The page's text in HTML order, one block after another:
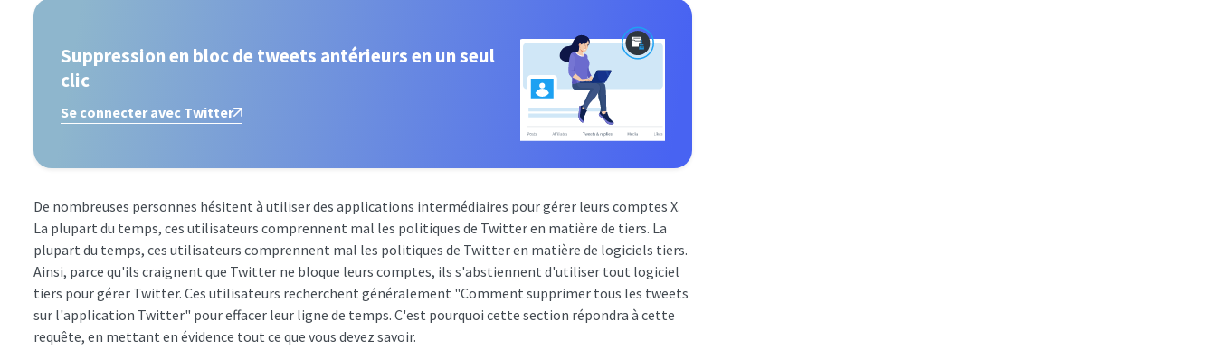
Suppression en bloc de tweets antérieurs en un seul
clic
Se connecter avec Twitter
De nombreuses personnes hésitent à utiliser des applications intermédiaires pour gérer leurs comptes X.
La plupart du temps, ces utilisateurs comprennent mal les politiques de Twitter en matière de tiers. La
plupart du temps, ces utilisateurs comprennent mal les politiques de Twitter en matière de logiciels tiers.
Ainsi, parce qu'ils craignent que Twitter ne bloque leurs comptes, ils s'abstiennent d'utiliser tout logiciel
tiers pour gérer Twitter. Ces utilisateurs recherchent généralement "Comment supprimer tous les tweets
sur l'application Twitter" pour effacer leur ligne de temps. C'est pourquoi cette section répondra à cette
requête, en mettant en évidence tout ce que vous devez savoir.